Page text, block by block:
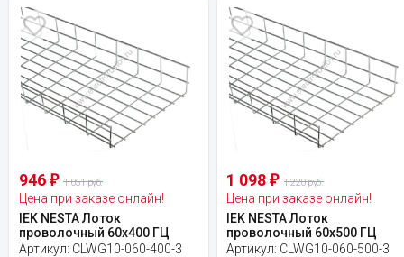
946 ₽ 1 051 руб.
Цена при заказе онлайн!
IEK NESTA Лоток
проволочный 60х400 ГЦ
Артикул: CLWG10-060-400-3
1 098₽ 1 220 руб.
Цена при заказе онлайн!
IEK NESTA Лоток
проволочный 60х500 ГЦ
Артикул: CLWG10-060-500-3